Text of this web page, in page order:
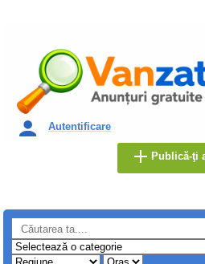
Autentificare
Publică-ţi